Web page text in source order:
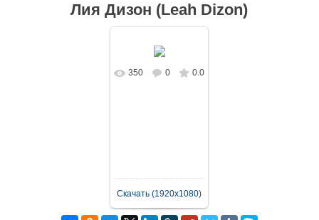
Лия Дизон (Leah Dizon)
В реальном
350 0 0.0
Скачать (1920x1080)